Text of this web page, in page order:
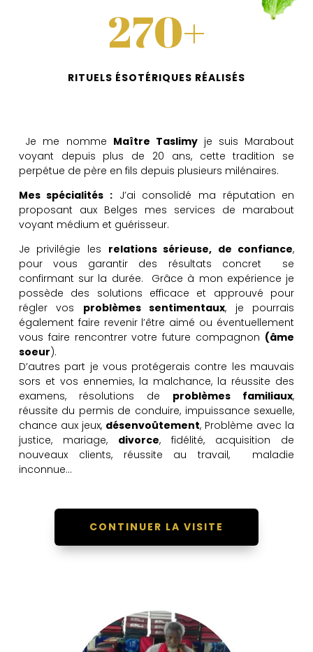
270+
RITUELS ÉSOTÉRIQUES RÉALISÉS
Je me nomme Maître Taslimy je suis Marabout
voyant depuis plus de 20 ans, cette tradition se
perpétue de père en fils depuis plusieurs milénaires.
Mes spécialités : J’ai consolidé ma réputation en
proposant aux Belges mes services de marabout
voyant médium et guérisseur.
Je privilégie les relations sérieuse, de confiance,
pour vous garantir des résultats concret se
confirmant sur la durée. Grâce à mon expérience je
possède des solutions efficace et approuvé pour
régler vos
problèmes sentimentaux, je pourrais
également faire revenir l’être aimé ou éventuellement
vous faire rencontrer votre future compagnon (âme
soeur).
D’autres part je vous protégerais contre les mauvais
sors et vos ennemies, la malchance, la réussite des
examens, résolutions de
problèmes familiaux,
réussite du permis de conduire, impuissance sexuelle,
chance aux jeux, désenvoûtement, Problème avec la
justice, mariage,
divorce, fidélité, acquisition de
nouveaux clients, réussite au travail, maladie
inconnue…
CONTINUER LA VISITE